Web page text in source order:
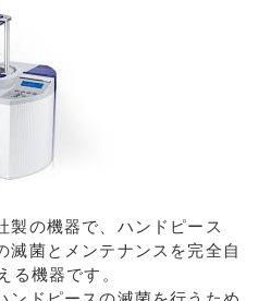
製の機器で、ハンドピース
滅菌とメンテナンスを完全自
る機器です。